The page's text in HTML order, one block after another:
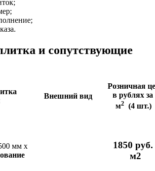
и сопутствующие
Внешний вид
Розничная
в рублях за
м2 (4 шт.)
мм х
1850 руб.
м2